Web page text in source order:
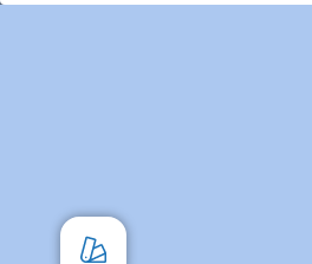
Almacenar la información en un
perfiles para publicidad
personalizar el contenido, uso de
medir el rendimiento del
procedentes de diferentes
Datos de localización geográfica
personalizados, medición de
Ver nuestros 1199 socios